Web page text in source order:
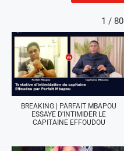
1 / 80
BREAKING | PARFAIT MBAPOU
ESSAYE D'INTIMIDER LE
CAPITAINE EFFOUDOU